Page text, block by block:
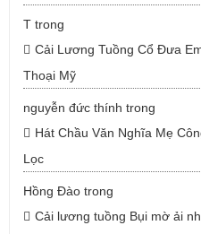
T trong
Cải Lương Tuồng Cổ Đưa
Thoại Mỹ
nguyễn đức thính trong
Hát Chầu Văn Nghĩa Mẹ
Lọc
Hồng Đào trong
Cải lương tuồng Bụi mờ ải